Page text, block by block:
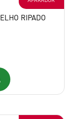
RIPADO